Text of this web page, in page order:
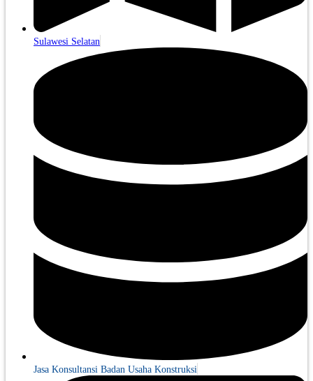
Sulawesi Selatan
Jasa Konsultansi Badan Usaha Konstruksi